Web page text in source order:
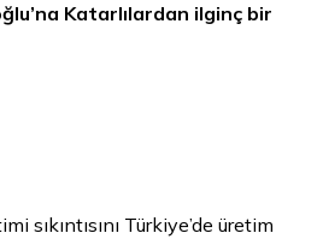
Katarlılardan ilginç bir
sıkıntısını Türkiye’de üretim